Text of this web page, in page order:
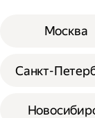
Москва
Санкт-